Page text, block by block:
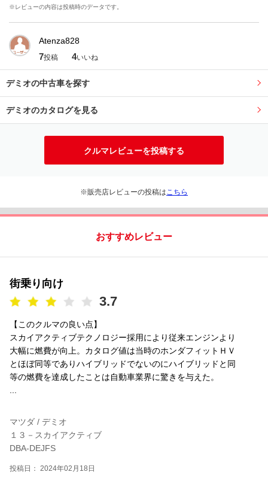
※レビューの内容は投稿時のデータです。
Atenza828
7投稿 4いいね
デミオの中古車を探す
デミオのカタログを見る
クルマレビューを投稿する
※販売店レビューの投稿は こちら
おすすめレビュー
街乗り向け
3.7
【このクルマの良い点】
スカイアクティブテクノロジー採用により従来エンジンより
大幅に燃費が向上。カタログ値は当時のホンダフィットＨＶ
とほぼ同等でありハイブリッドでないのにハイブリッドと同
等の燃費を達成したことは自動車業界に驚きを与えた。
マツダ / デミオ
１３－スカイアクティブ
DBA-DEJFS
投稿日： 2024年02月18日